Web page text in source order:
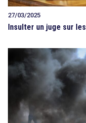
27/03/2025
Insulter un juge sur